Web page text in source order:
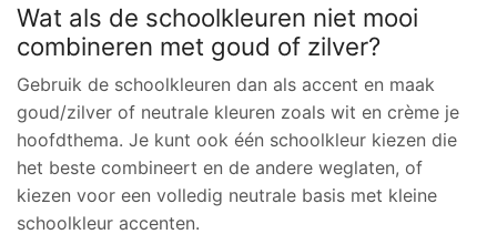
Wat als de schoolkleuren niet mooi
combineren met goud of zilver?
Gebruik de schoolkleuren dan als accent en maak
goud/zilver of neutrale kleuren zoals wit en crème je
hoofdthema. Je kunt ook één schoolkleur kiezen die
het beste combineert en de andere weglaten, of
kiezen voor een volledig neutrale basis met kleine
schoolkleur accenten.